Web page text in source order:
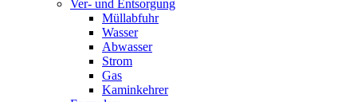
Ver- und Entsorgung
Müllabfuhr
Wasser
Abwasser
Strom
Gas
Kaminkehrer